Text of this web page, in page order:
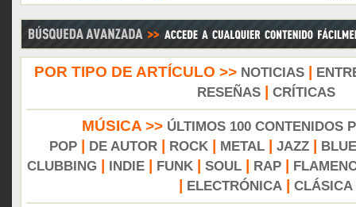
POR TIPO DE ARTÍCULO >> NOTICIAS|
RESEÑAS| CRÍTICAS
MÚSICA >> ÚLTIMOS 100 CONTENIDOS
POP
DE AUTOR ROCK METAL JAZZ
CLUBBING
INDIE FUNK SOUL RAP
ELECTRÓNICA CLÁSICA